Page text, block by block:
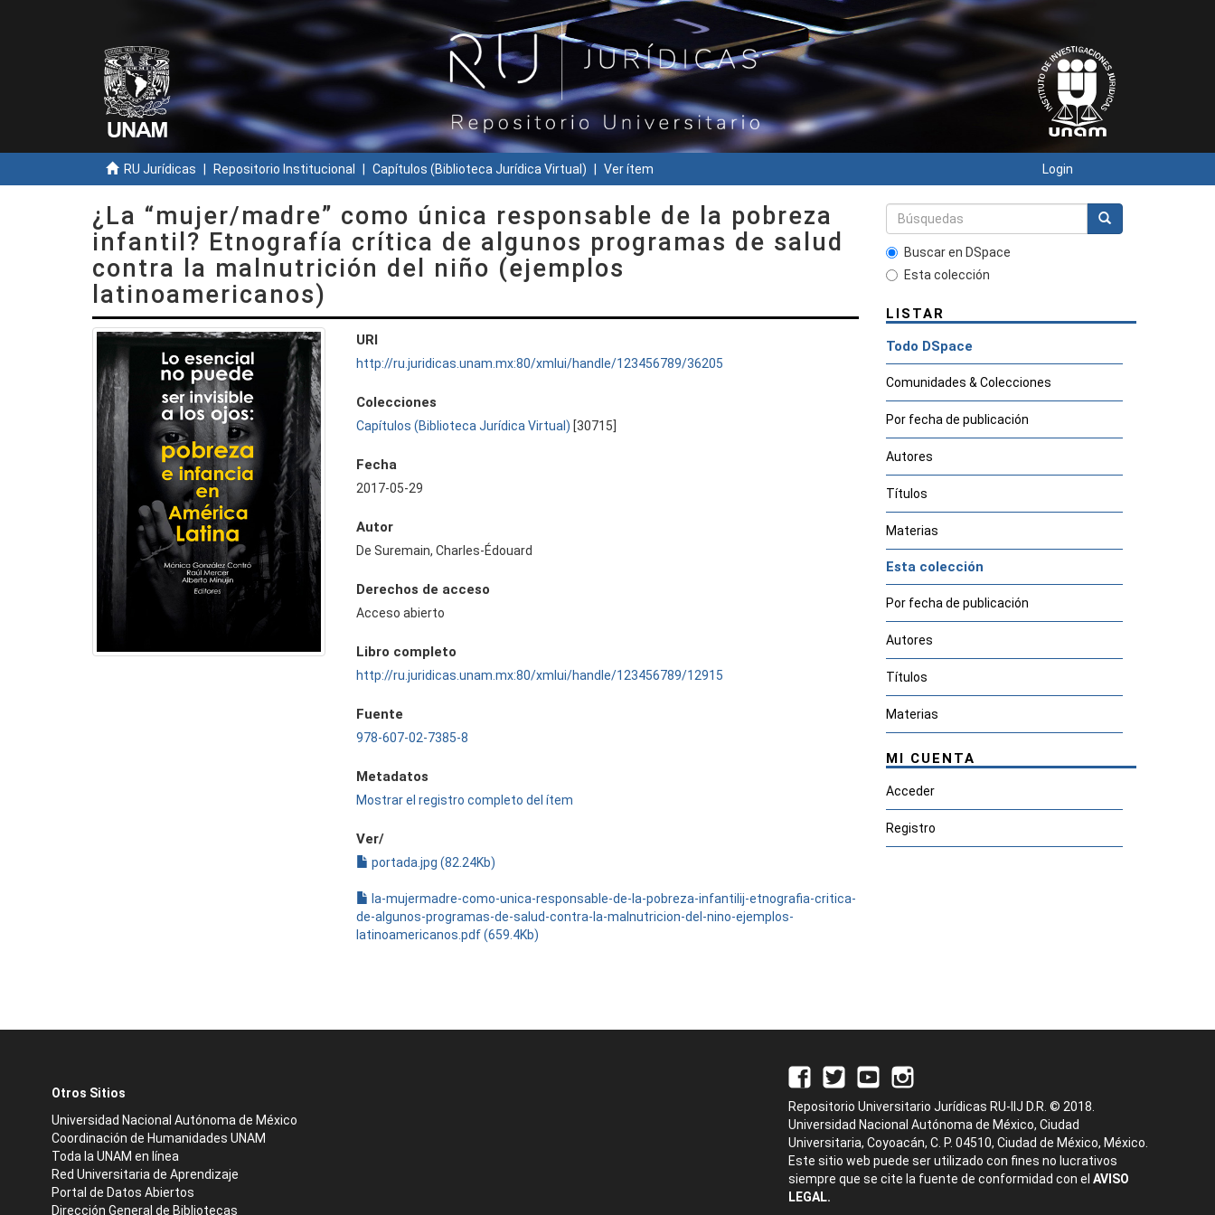
RU Jurídicas Repositorio Institucional Capítulos (Biblioteca Jurídica Virtual) Ver ítem Login
¿La “mujer/madre” como única responsable de la pobreza
infantil? Etnografía crítica de algunos programas de salud
contra la malnutrición del niño (ejemplos
latinoamericanos)
URI
http://ru.juridicas.unam.mx:80/xmlui/handle/123456789/36205
Colecciones
Capítulos (Biblioteca Jurídica Virtual) [30715]
Fecha
2017-05-29
Autor
De Suremain, Charles-Édouard
Derechos de acceso
Acceso abierto
Libro completo
http://ru.juridicas.unam.mx:80/xmlui/handle/123456789/12915
Fuente
978-607-02-7385-8
Metadatos
Mostrar el registro completo del ítem
Ver/
portada.jpg (82.24Kb)
la-mujermadre-como-unica-responsable-de-la-pobreza-infantilij-etnografia-critica-
de-algunos-programas-de-salud-contra-la-malnutricion-del-nino-ejemplos-
latinoamericanos.pdf (659.4Kb)
Buscar en DSpace
Esta colección
LISTAR
Todo DSpace
Comunidades & Colecciones
Por fecha de publicación
Autores
Títulos
Materias
Esta colección
Por fecha de publicación
Autores
Títulos
Materias
MI CUENTA
Acceder
Registro
Otros Sitios
Universidad Nacional Autónoma de México
Coordinación de Humanidades UNAM
Toda la UNAM en línea
Red Universitaria de Aprendizaje
Portal de Datos Abiertos
Dirección General de Bibliotecas
Repositorio Universitario Jurídicas RU-IIJ D.R. © 2018.
Universidad Nacional Autónoma de México, Ciudad
Universitaria, Coyoacán, C. P. 04510, Ciudad de México, México.
Este sitio web puede ser utilizado con fines no lucrativos
siempre que se cite la fuente de conformidad con el AVISO
LEGAL.